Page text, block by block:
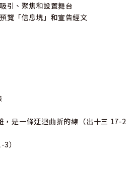
引、聚焦和設置舞台
覽「信息塊」和宣告經文
，是一條迂迴曲折的線（出十三 17-2
）